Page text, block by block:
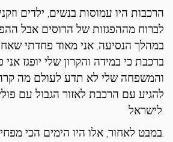
הרכבות היו עמוסות בנשים, ילדים
לברוח מההפגזות של הרוסים אבל
במהלך הנסיעה. אני מאוד פחדתי
ברכבת כי במידה והקרון שלי יופגז
והמשפחה שלי לא תדע לעולם מה
להגיע עם הרכבת לאזור הגבול עם
לישראל.
במבט לאחור, אלו היו הימים הכי מפחידים בחיים שלי.